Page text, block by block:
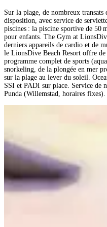
Sur la plage, de nombreux
disposition, avec service de
piscines : la piscine sportive de 50
pour enfants. The Gym at
derniers appareils de cardio et de
le LionsDive Beach Resort offre
programme complet de sports
snorkeling, de la plongée en mer
sur la plage au lever du soleil.
SSI et PADI sur place. Service de
Punda (Willemstad, horaires fixes).